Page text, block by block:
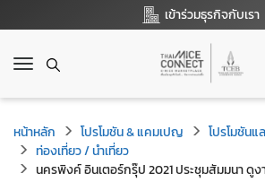
เข้าร่วมธุรกิจกับเรา
T
g
g
l
e
หน้าหลัก โปรโมชัน & แคมเปญ
โปรโมชันแ
ท่องเที่ยว / นำเที่ยว
นครพิงค์ อินเตอร์กรุ๊ป 2021 ประชุมสัมมนา ดู